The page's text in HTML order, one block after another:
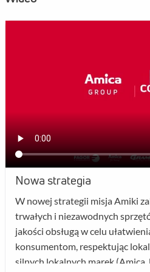
Nowa strategia
W nowej strategii misja Amiki
trwałych i niezawodnych
jakości obsługą w celu
konsumentom, respektując
silnych lokalnych marek (Amica,